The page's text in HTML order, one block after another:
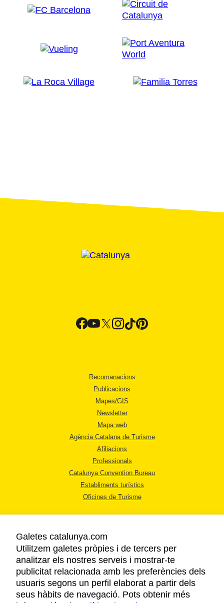
Recomanacions
Publicacions
Mapes/GIS
Newsletter
Mapa web
Agència Catalana de Turisme
Afiliacions
Professionals
Catalunya Convention Bureau
Establiments turístics
Oficines de Turisme
AVÍS LEGAL
POLÍTICA DE PRIVACITAT
COOKIES
Galetes catalunya.com
Utilitzem galetes pròpies i de tercers per
analitzar els nostres serveis i mostrar-te
publicitat relacionada amb les preferències dels
usuaris segons un perfil elaborat a partir dels
seus hàbits de navegació. Pots obtenir més